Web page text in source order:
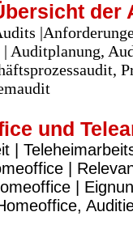
der
Auditplanung,
und
|
|
|